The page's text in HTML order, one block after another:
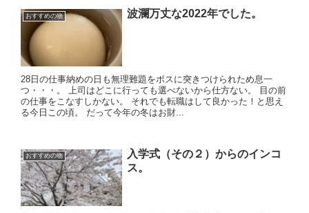
おすすめの物 波瀾万丈な2022年でした。
28日の仕事納めの日も無理難題をボスに突きつけられため息一
つ・・・。 上司はどこに行っても選べないから仕方ない。 目の前
の仕事をこなすしかない。 それでも転職はして良かった！と思え
る今日この頃。 だって今年の冬はお財...
おすすめの物
入学式（その２）からのインコ
ス。